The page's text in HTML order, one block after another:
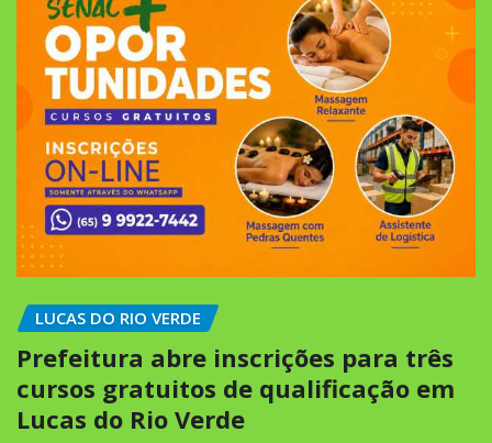
LUCAS DO RIO VERDE
Prefeitura abre inscrições para três
cursos gratuitos de qualificação em
Lucas do Rio Verde